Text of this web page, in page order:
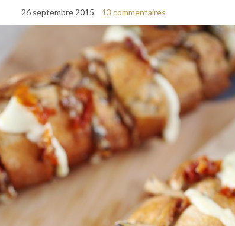
26 septembre 2015 13 commentaires